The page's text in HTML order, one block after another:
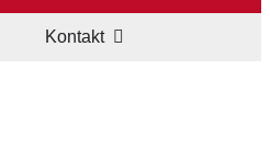
Kontakt